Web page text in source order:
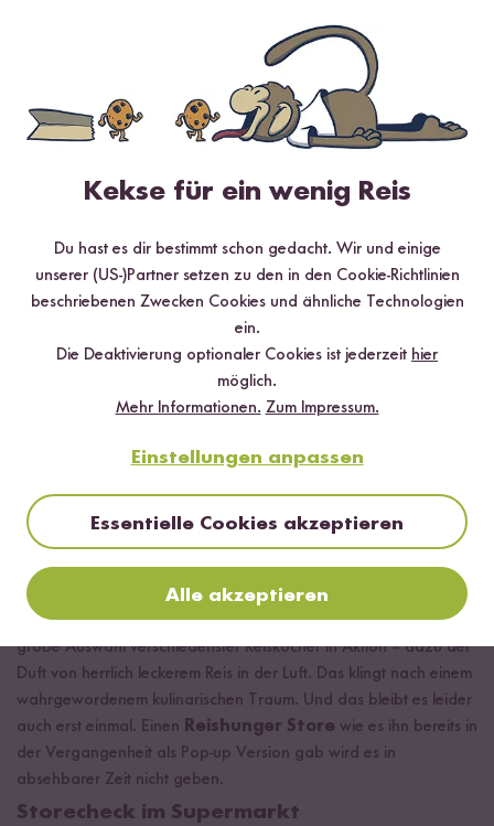
Loading...
Blitz Reis Probier Set
3 x 70 g
215
Finde deinen
Lieblingsreis Set
Etliche Reissorten von Jasmin bis Sadri, aromatische Pasten und
Saucen, praktische Rezeptboxen zum Verschenken und eine
große Auswahl verschiedenster Reiskocher in Aktion–dazu der
Duft von herrlich leckerem Reis in der Luft. Das klingt nach einem
wahrgewordenem kulinarischen Traum. Und das bleibt es leider
auch erst einmal. Einen Reishunger Store wie es ihn bereits in
der Vergangenheit als Pop-up Version gab wird es in
absehbarer Zeit nicht geben.
Storecheck im Supermarkt
Kekse für ein wenig Reis
Du hast es dir bestimmt schon gedacht. Wir und einige
unserer (US-)Partner setzen zu den in den Cookie-Richtlinien
beschriebenen Zwecken Cookies und ähnliche Technologien
ein.
Die Deaktivierung optionaler Cookies ist jederzeit hier
möglich.
Mehr Informationen. Zum Impressum.
Einstellungen anpassen
Essentielle Cookies akzeptieren
Alle akzeptieren